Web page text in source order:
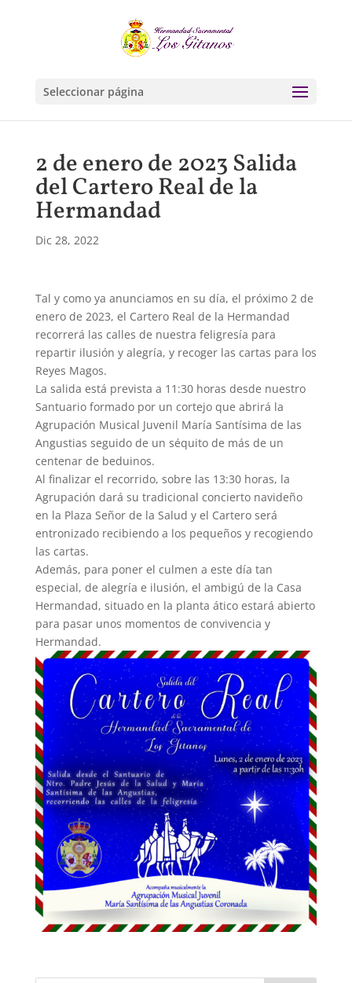
Seleccionar página
2 de enero de 2023 Salida
del Cartero Real de la
Hermandad
Dic 28, 2022
Tal y como ya anunciamos en su día, el próximo 2 de
enero de 2023, el Cartero Real de la Hermandad
recorrerá las calles de nuestra feligresía para
repartir ilusión y alegría, y recoger las cartas para los
Reyes Magos.
La salida está prevista a 11:30 horas desde nuestro
Santuario formado por un cortejo que abrirá la
Agrupación Musical Juvenil María Santísima de las
Angustias seguido de un séquito de más de un
centenar de beduinos.
Al finalizar el recorrido, sobre las 13:30 horas, la
Agrupación dará su tradicional concierto navideño
en la Plaza Señor de la Salud y el Cartero será
entronizado recibiendo a los pequeños y recogiendo
las cartas.
Además, para poner el culmen a este día tan
especial, de alegría e ilusión, el ambigú de la Casa
Hermandad, situado en la planta ático estará abierto
para pasar unos momentos de convivencia y
Hermandad.